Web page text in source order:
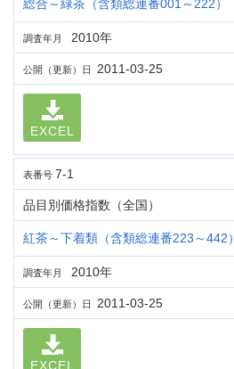
総合～緑茶（含類総連番001～222）
調査年月 2010年
公開（更新）日 2011-03-25
EXCEL
表番号 7-1
品目別価格指数（全国）
紅茶～下着類（含類総連番223～442）
調査年月 2010年
公開（更新）日 2011-03-25
EXCEL